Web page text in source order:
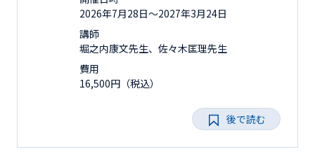
2026年7月28日〜2027年3月24日
講師
堀之内康文先生、佐々木匡理先生
費用
16,500円（税込）
後で読む